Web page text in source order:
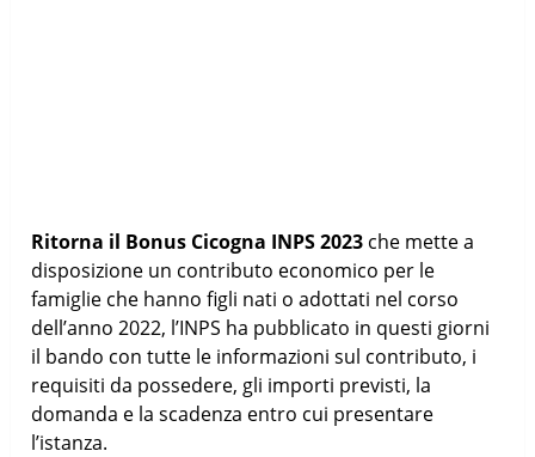
Ritorna il Bonus Cicogna INPS 2023 che mette a
disposizione un contributo economico per le
famiglie che hanno figli nati o adottati nel corso
dell’anno 2022, l’INPS ha pubblicato in questi giorni
il bando con tutte le informazioni sul contributo, i
requisiti da possedere, gli importi previsti, la
domanda e la scadenza entro cui presentare
l’istanza.